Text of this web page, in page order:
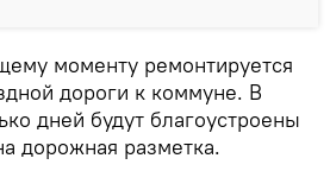
моменту ремонтируется
дороги к коммуне. В
дней будут благоустроены
дорожная разметка.